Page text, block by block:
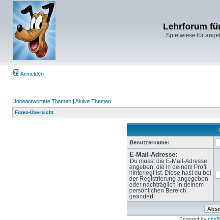
Lehrforum
Spielwiese für
Anmelden
Unbeantwortete Themen | Aktive Themen
Foren-Übersicht
Benutzername:
E-Mail-Adresse:
Du musst die E-Mail-Adresse
angeben, die in deinem Profil
hinterlegt ist. Diese hast du bei
der Registrierung angegeben
oder nachträglich in deinem
persönlichen Bereich
geändert.
Powered by